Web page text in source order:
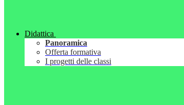
Didattica
Panoramica
Offerta formativa
I progetti delle classi